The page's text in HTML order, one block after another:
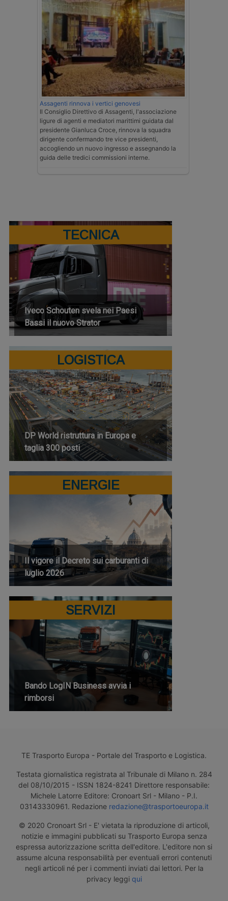
Assagenti rinnova i vertici genovesi
Il Consiglio Direttivo di Assagenti, l'associazione
ligure di agenti e mediatori marittimi guidata dal
presidente Gianluca Croce, rinnova la squadra
dirigente confermando tre vice presidenti,
accogliendo un nuovo ingresso e assegnando la
guida delle tredici commissioni interne.
TECNICA
Iveco Schouten svela nei Paesi
Bassi il nuovo Strator
LOGISTICA
DP World ristruttura in Europa e
taglia 300 posti
ENERGIE
Il vigore il Decreto sui carburanti di
luglio 2026
SERVIZI
Bando LogIN Business avvia i
rimborsi
TE Trasporto Europa - Portale del Trasporto e Logistica.
Testata giornalistica registrata al Tribunale di Milano n. 284
del 08/10/2015 - ISSN 1824-8241 Direttore responsabile:
Michele Latorre Editore: Cronoart Srl - Milano - P.I.
03143330961. Redazione redazione@trasportoeuropa.it
© 2020 Cronoart Srl - E' vietata la riproduzione di articoli,
notizie e immagini pubblicati su Trasporto Europa senza
espressa autorizzazione scritta dell'editore. L'editore non si
assume alcuna responsabilità per eventuali errori contenuti
negli articoli né per i commenti inviati dai lettori. Per la
privacy leggi qui